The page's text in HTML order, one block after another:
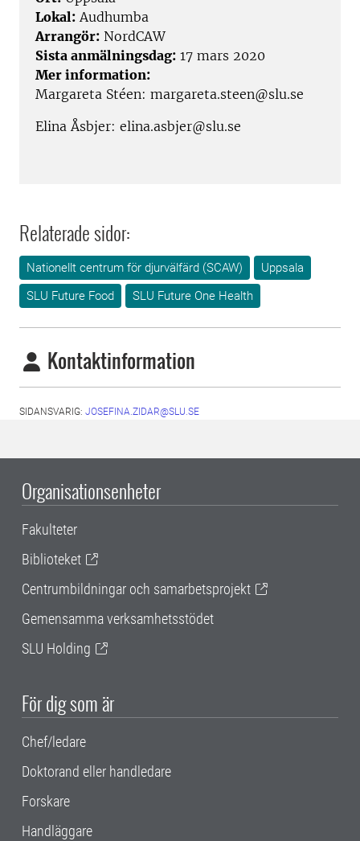
Lokal: Audhumba
Arrangör: NordCAW
Sista anmälningsdag: 17 mars 2020
Mer information:
Margareta Stéen: margareta.steen@slu.se
Elina Åsbjer: elina.asbjer@slu.se
Relaterade sidor:
Nationellt centrum för djurvälfärd (SCAW)
Uppsala
SLU Future Food
SLU Future One Health
Kontaktinformation
SIDANSVARIG: JOSEFINA.ZIDAR@SLU.SE
Organisationsenheter
Fakulteter
Biblioteket
Centrumbildningar och samarbetsprojekt
Gemensamma verksamhetsstödet
SLU Holding
För dig som är
Chef/ledare
Doktorand eller handledare
Forskare
Handläggare